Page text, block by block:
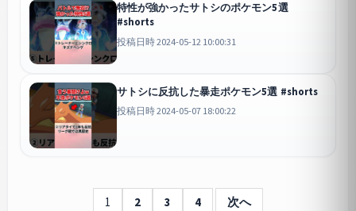
特性が強かったサトシのポケモン5選
#shorts
投稿日時 2024-05-12 10:00:31
サトシに反抗した暴走ポケモン5選 #shorts
投稿日時 2024-05-07 18:00:22
1 2 3 4 次へ